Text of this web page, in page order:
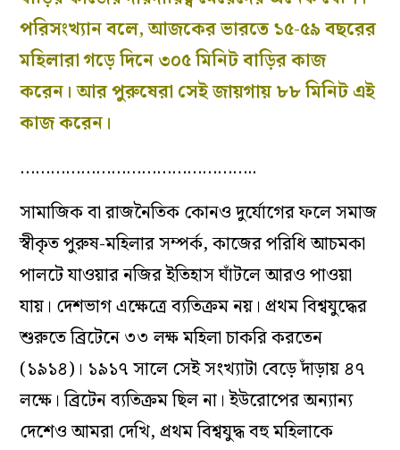
পরিসংখ্যান বলে, আজকের ভারতে ১৫-৫৯ বছরের
মহিলারা গড়ে দিনে ৩০৫ মিনিট বাড়ির কাজ
করেন। আর পুরুষেরা সেই জায়গায় ৮৮ মিনিট এই
কাজ করেন।
………………………………………..
সামাজিক বা রাজনৈতিক কোনও দুর্যোগের ফলে সমাজ
স্বীকৃত পুরুষ-মহিলার সম্পর্ক, কাজের পরিধি আচমকা
পালটে যাওয়ার নজির ইতিহাস ঘাঁটলে আরও পাওয়া
যায়। দেশভাগ এক্ষেত্রে ব্যতিক্রম নয়। প্রথম বিশ্বযুদ্ধের
শুরুতে ব্রিটেনে ৩৩ লক্ষ মহিলা চাকরি করতেন
(১৯১৪)। ১৯১৭ সালে সেই সংখ্যাটা বেড়ে দাঁড়ায় ৪৭
লক্ষে। ব্রিটেন ব্যতিক্রম ছিল না। ইউরোপের অন্যান্য
দেশেও আমরা দেখি, প্রথম বিশ্বযুদ্ধ বহু মহিলাকে